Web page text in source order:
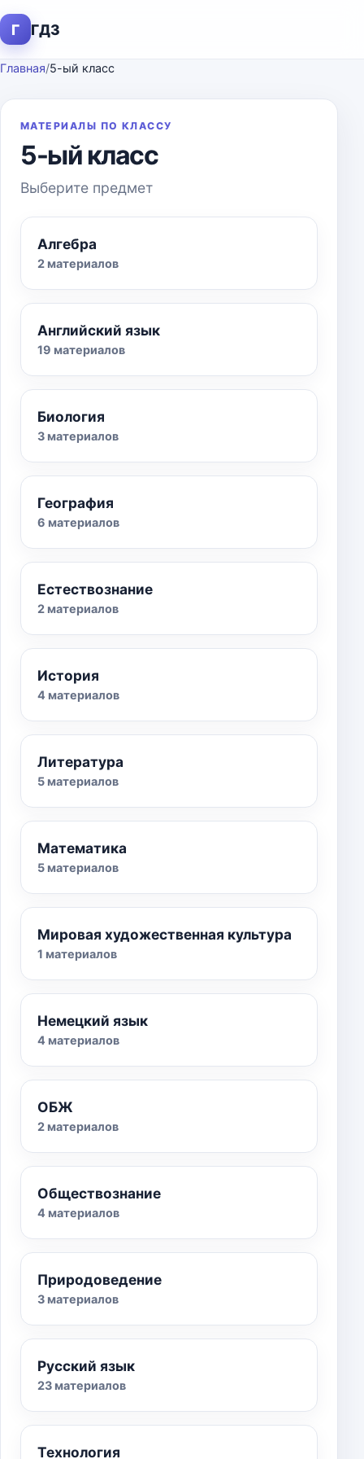
Г ГДЗ
Главная/5-ый класс
МАТЕРИАЛЫ ПО КЛАССУ
5-ый класс
Выберите предмет
Алгебра
2 материалов
Английский язык
19 материалов
Биология
3 материалов
География
6 материалов
Естествознание
2 материалов
История
4 материалов
Литература
5 материалов
Математика
5 материалов
Мировая художественная культура
1 материалов
Немецкий язык
4 материалов
ОБЖ
2 материалов
Обществознание
4 материалов
Природоведение
3 материалов
Русский язык
23 материалов
Технология